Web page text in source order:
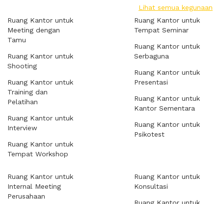
Lihat semua kegunaan
Ruang Kantor untuk
Meeting dengan
Tamu
Ruang Kantor untuk
Shooting
Ruang Kantor untuk
Training dan
Pelatihan
Ruang Kantor untuk
Interview
Ruang Kantor untuk
Tempat Workshop
Ruang Kantor untuk
Tempat Seminar
Ruang Kantor untuk
Serbaguna
Ruang Kantor untuk
Presentasi
Ruang Kantor untuk
Kantor Sementara
Ruang Kantor untuk
Psikotest
Ruang Kantor untuk
Internal Meeting
Perusahaan
Ruang Kantor untuk
Konsultasi